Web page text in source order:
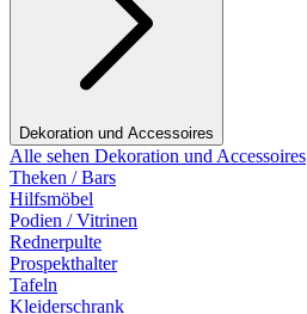
Dekoration und Accessoires
Alle sehen Dekoration und Accessoires
Theken / Bars
Hilfsmöbel
Podien / Vitrinen
Rednerpulte
Prospekthalter
Tafeln
Kleiderschrank